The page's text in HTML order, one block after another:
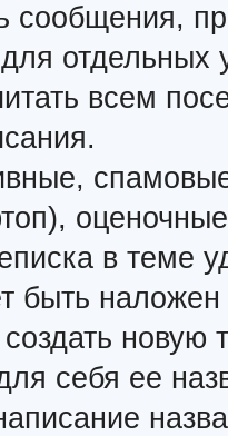
сообщения,
всем
в теме
быть наложен
новую
себя ее